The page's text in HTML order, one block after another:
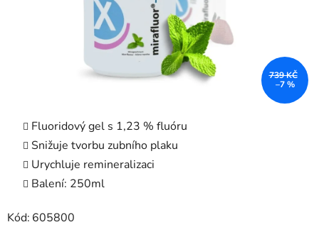
Fluoridový gel s 1,23 % fluóru
Snižuje tvorbu zubního plaku
Urychluje remineralizaci
Balení: 250ml
Kód: 605800
739 KČ
–7 %